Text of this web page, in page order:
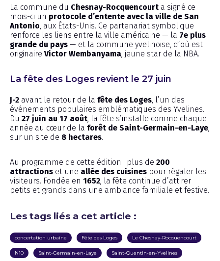
La commune du Chesnay-Rocquencourt a signé ce
mois-ci un protocole d’entente avec la ville de San
Antonio , aux États-Unis. Ce partenariat symbolique
renforce les liens entre la ville américaine — la 7e plus
grande du pays — et la commune yvelinoise, d’où est
originaire Victor Wembanyama , jeune star de la NBA.
La fête des Loges revient le 27 juin
J-2 avant le retour de la fête des Loges , l’un des
événements populaires emblématiques des Yvelines.
Du 27 juin au 17 août , la fête s’installe comme chaque
année au cœur de la forêt de Saint-Germain-en-Laye
sur un site de 8 hectares.
Au programme de cette édition : plus de 200
attractions et une allée des cuisines pour régaler les
visiteurs. Fondée en 1652 , la fête continue d’attirer
petits et grands dans une ambiance familiale et festive.
Les tags liés a cet article :
concertation urbaine Fête des Loges Le Chesnay-Rocquencourt
N10 Saint-Germain-en-Laye Saint-Quentin-en-Yvelines